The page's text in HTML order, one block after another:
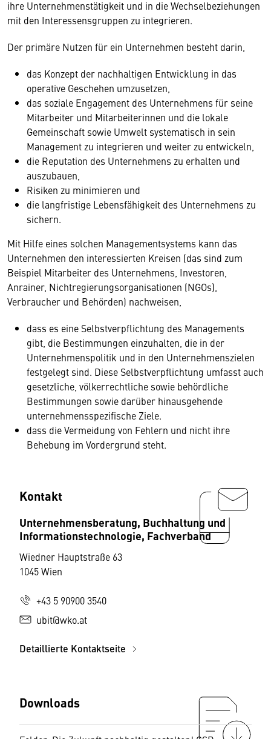
ihre Unternehmenstätigkeit und in die Wechselbeziehungen
mit den Interessensgruppen zu integrieren.
Der primäre Nutzen für ein Unternehmen besteht darin,
das Konzept der nachhaltigen Entwicklung in das
operative Geschehen umzusetzen,
das soziale Engagement des Unternehmens für seine
Mitarbeiter und Mitarbeiterinnen und die lokale
Gemeinschaft sowie Umwelt systematisch in sein
Management zu integrieren und weiter zu entwickeln,
die Reputation des Unternehmens zu erhalten und
auszubauen,
Risiken zu minimieren und
die langfristige Lebensfähigkeit des Unternehmens zu
sichern.
Mit Hilfe eines solchen Managementsystems kann das
Unternehmen den interessierten Kreisen (das sind zum
Beispiel Mitarbeiter des Unternehmens, Investoren,
Anrainer, Nichtregierungsorganisationen (NGOs),
Verbraucher und Behörden) nachweisen,
dass es eine Selbstverpflichtung des Managements
gibt, die Bestimmungen einzuhalten, die in der
Unternehmenspolitik und in den Unternehmenszielen
festgelegt sind. Diese Selbstverpflichtung umfasst auch
gesetzliche, völkerrechtliche sowie behördliche
Bestimmungen sowie darüber hinausgehende
unternehmensspezifische Ziele.
dass die Vermeidung von Fehlern und nicht ihre
Behebung im Vordergrund steht.
Kontakt
Unternehmensberatung, Buchhaltung und
Informationstechnologie, Fachverband
Wiedner Hauptstraße 63
1045 Wien
+43 5 90900 3540
ubit@wko.at
Detaillierte Kontaktseite
Downloads